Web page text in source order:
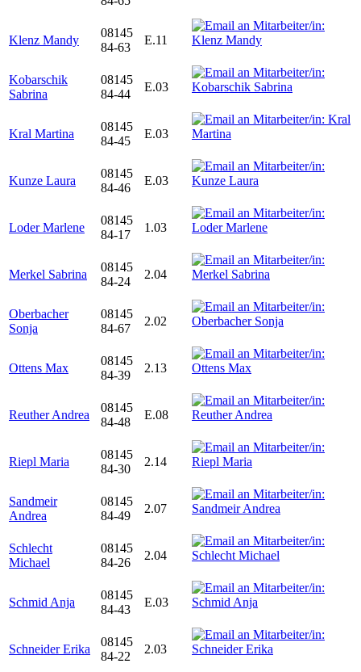
Klenz Mandy
08145
84-63
E.11
Kobarschik
Sabrina
08145
84-44
E.03
Kral Martina
08145
84-45
E.03
Kunze Laura
08145
84-46
E.03
Loder Marlene
08145
84-17
1.03
Merkel Sabrina
08145
84-24
2.04
Oberbacher
Sonja
08145
84-67
2.02
Ottens Max
08145
84-39
2.13
Reuther Andrea
08145
84-48
E.08
Riepl Maria
08145
84-30
2.14
Sandmeir
Andrea
08145
84-49
2.07
Schlecht
Michael
08145
84-26
2.04
Schmid Anja
08145
84-43
E.03
Schneider Erika
08145
84-22
2.03